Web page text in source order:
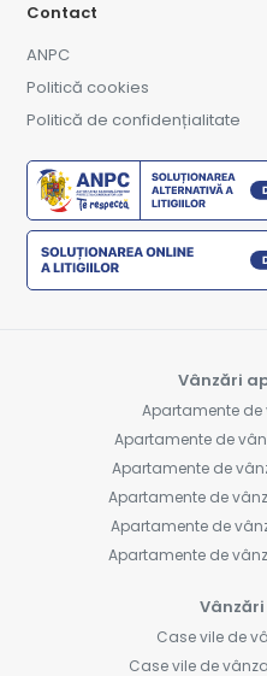
Contact
ANPC
Politică cookies
Politică de confidențialitate
Vânzări
Apartamente de
Apartamente de
Apartamente de
Apartamente de
Apartamente de
Apartamente de
Case vile de
Case vile de